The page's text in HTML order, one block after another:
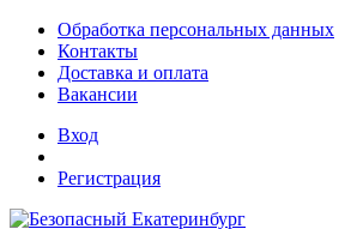
Обработка персональных данных
Контакты
Доставка и оплата
Вакансии
Вход
Регистрация